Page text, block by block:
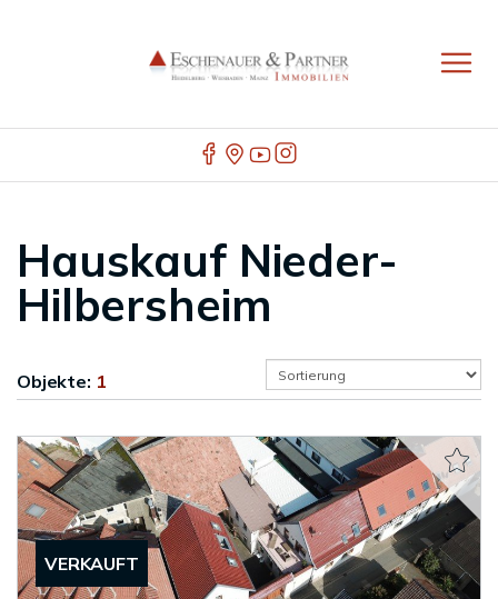
Hauskauf Nieder-
Hilbersheim
Objekte: 1
VERKAUFT